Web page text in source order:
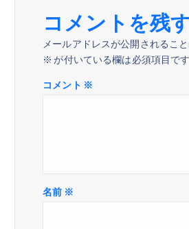
コメントを残
メールアドレスが公開されること
※ が付いている欄は必須項目です
コメント ※
名前 ※